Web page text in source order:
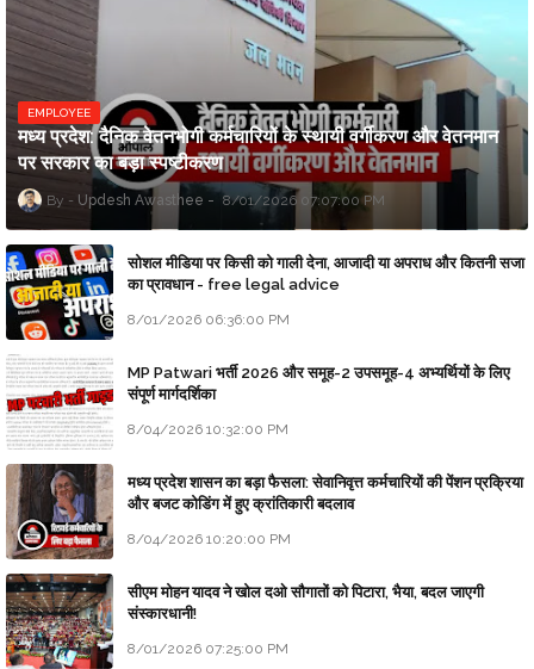
EMPLOYEE
मध्य प्रदेश: दैनिक वेतनभोगी कर्मचारियों के स्थायी वर्गीकरण और वेतनमान
पर सरकार का बड़ा स्पष्टीकरण
Updesh Awasthee 8/01/2026 07:07:00 PM
सोशल मीडिया पर किसी को गाली देना, आजादी या अपराध और कितनी सजा
का प्रावधान - free legal advice
8/01/2026 06:36:00 PM
MP Patwari भर्ती 2026 और समूह-2 उपसमूह-4 अभ्यर्थियों के लिए
संपूर्ण मार्गदर्शिका
8/04/2026 10:32:00 PM
मध्य प्रदेश शासन का बड़ा फैसला: सेवानिवृत्त कर्मचारियों की पेंशन प्रक्रिया
और बजट कोडिंग में हुए क्रांतिकारी बदलाव
8/04/2026 10:20:00 PM
सीएम मोहन यादव ने खोल दओ सौगातों को पिटारा, भैया, बदल जाएगी
संस्कारधानी!
8/01/2026 07:25:00 PM